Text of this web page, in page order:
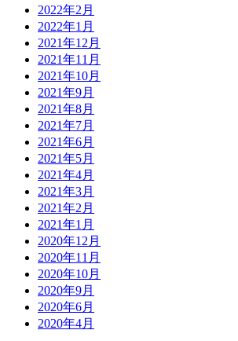
2022年2月
2022年1月
2021年12月
2021年11月
2021年10月
2021年9月
2021年8月
2021年7月
2021年6月
2021年5月
2021年4月
2021年3月
2021年2月
2021年1月
2020年12月
2020年11月
2020年10月
2020年9月
2020年6月
2020年4月